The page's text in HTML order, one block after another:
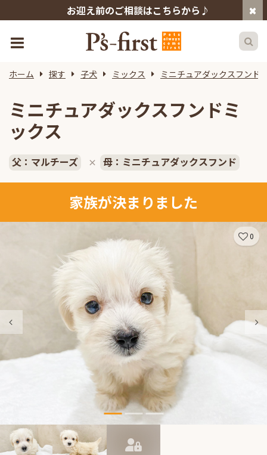
お迎え前のご相談はこちらから♪
ホーム 探す 子犬 ミックス ミニチュアダックスフンド
ミニチュアダックスフンドミ
ックス
父：マルチーズ × 母：ミニチュアダックスフンド
家族が決まりました
0